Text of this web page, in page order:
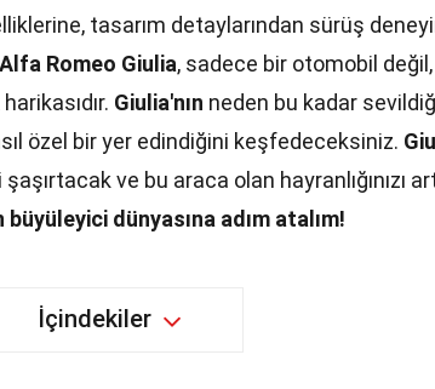
tasarım detaylarından sürüş
Alfa Romeo Giulia, sadece bir otomobil değil,
Giulia'nın neden bu kadar
özel bir yer edindiğini keşfedeceksiniz.
ve bu araca olan hayranlığınızı
dünyasına adım atalım!
İçindekiler